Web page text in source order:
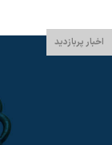
اخبار پربازدید